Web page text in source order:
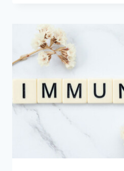
BRÁNIT?